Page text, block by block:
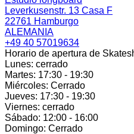
Leverkusenstr. 13 Casa F
22761 Hamburgo
ALEMANIA
+49 40 57019634
Horario de apertura de
Lunes: cerrado
Martes: 17:30 - 19:30
Miércoles: Cerrado
Jueves: 17:30 - 19:30
Viernes: cerrado
Sábado: 12:00 - 16:00
Domingo: Cerrado